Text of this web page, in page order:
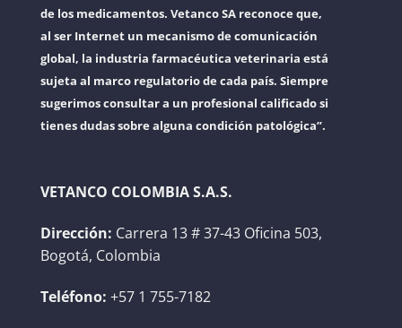
de los medicamentos. Vetanco SA reconoce que,
al ser Internet un mecanismo de comunicación
global, la industria farmacéutica veterinaria está
sujeta al marco regulatorio de cada país. Siempre
sugerimos consultar a un profesional calificado si
tienes dudas sobre alguna condición patológica”.
VETANCO COLOMBIA S.A.S.
Dirección: Carrera 13 # 37-43 Oficina 503,
Bogotá, Colombia
Teléfono: +57 1 755-7182